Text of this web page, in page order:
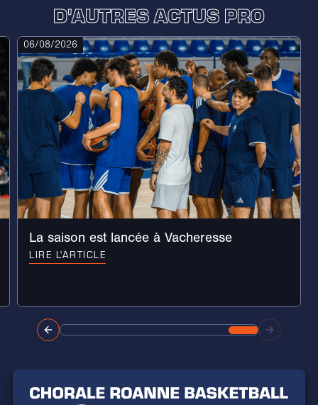
D'AUTRES ACTUS PRO
06/08/2026
La saison est lancée à Vacheresse
LIRE L'ARTICLE